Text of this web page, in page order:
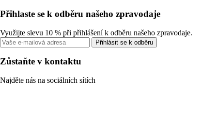
Přihlaste se k odběru našeho zpravodaje
Využijte slevu 10 % při přihlášení k odběru našeho zpravodaje.
Přihlásit se k odběru
Zůstaňte v kontaktu
Najděte nás na sociálních sítích